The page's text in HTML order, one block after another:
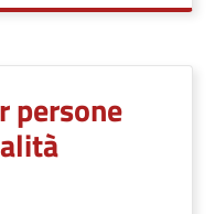
persone